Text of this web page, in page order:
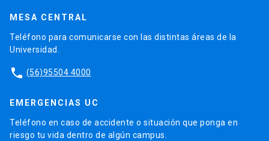
MESA CENTRAL
Teléfono para comunicarse con las distintas áreas de la
Universidad.
phone (56)95504 4000
EMERGENCIAS UC
Teléfono en caso de accidente o situación que ponga en
riesgo tu vida dentro de algún campus.